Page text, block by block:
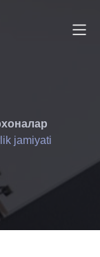
jamiyati